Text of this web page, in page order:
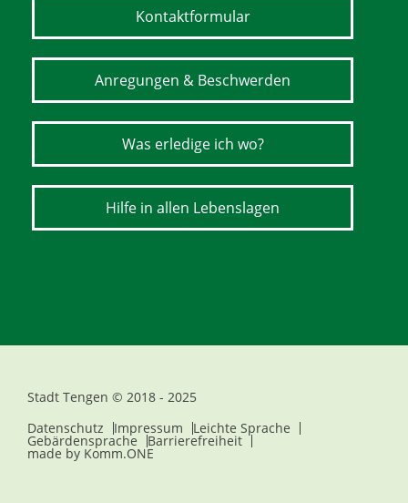
Kontaktformular
Anregungen & Beschwerden
Was erledige ich wo?
Hilfe in allen Lebenslagen
Stadt Tengen © 2018 - 2025
Datenschutz
Impressum Leichte Sprache
Gebärdensprache Barrierefreiheit
made by Komm.ONE